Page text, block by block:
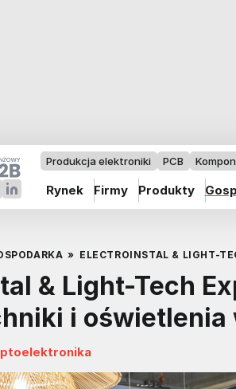
Produkcja elektroniki PCB
Rynek Firmy Produkty
» ELECTROINSTAL & LIGHT-
& Light-Tech
i oświetlenia